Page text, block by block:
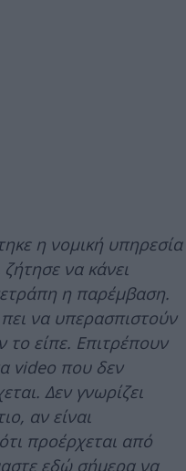
η νομική υπηρεσία
να κάνει
η παρέμβαση.
να υπερασπιστούν
το είπε. Επιτρέπουν
video που δεν
Δεν γνωρίζει
αν είναι
προέρχεται από
εδώ σήμερα να